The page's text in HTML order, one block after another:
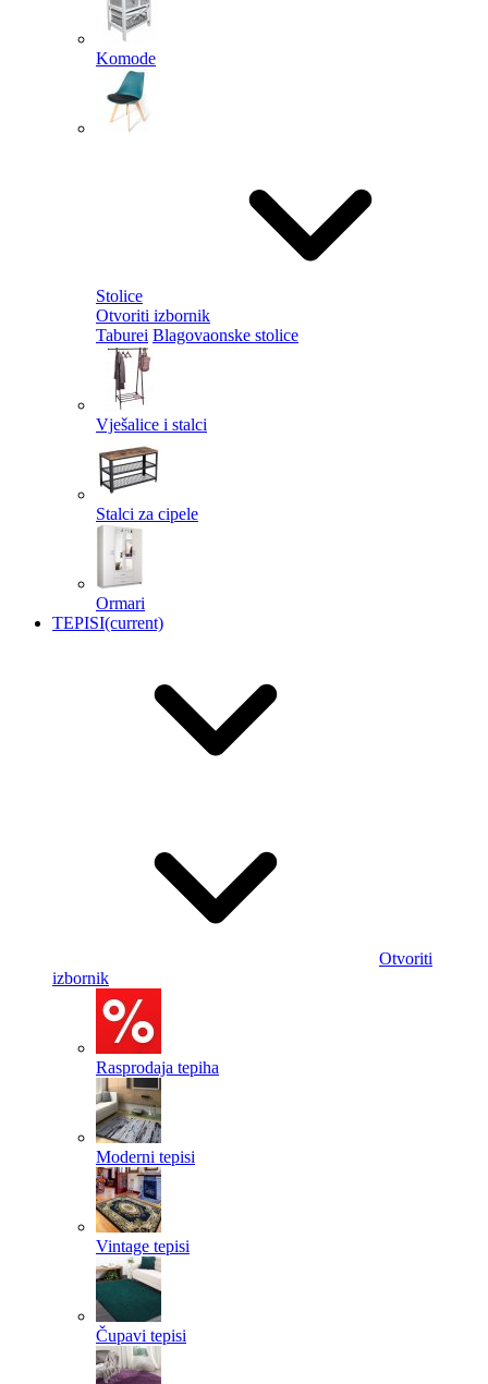
Komode
Stolice
Otvoriti izbornik
Taburei Blagovaonske stolice
Vješalice i stalci
Stalci za cipele
Ormari
TEPISI(current)
Otvoriti
izbornik
Rasprodaja tepiha
Moderni tepisi
Vintage tepisi
Čupavi tepisi